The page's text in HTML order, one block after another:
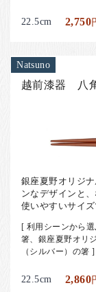
22.5cm 2,750
Natsuno
越前漆器 八
銀座夏野オリジ
ンなデザインと
使いやすいサイズ
[ 利用シーンから
箸、銀座夏野オリ
（シルバー）の箸 ]
22.5cm 2,860